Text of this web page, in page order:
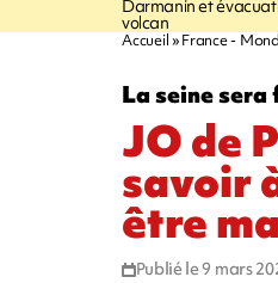
Darmanin et
volcan
Accueil France -
La seine
JO de
savoir
être
Publié le 9 mars